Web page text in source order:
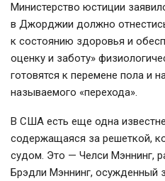
Министерство юстиции
в Джорджии должно
к состоянию здоровья и
оценку и заботу»
готовятся к перемене пола и
называемого «перехода».
В США есть еще одна
содержащаяся за решеткой,
судом. Это — Челси Мэннинг,
Брэдли Мэннинг, осужденный